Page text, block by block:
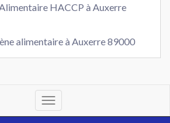
HACCP à Auxerre
alimentaire à Auxerre 89000
Toggle